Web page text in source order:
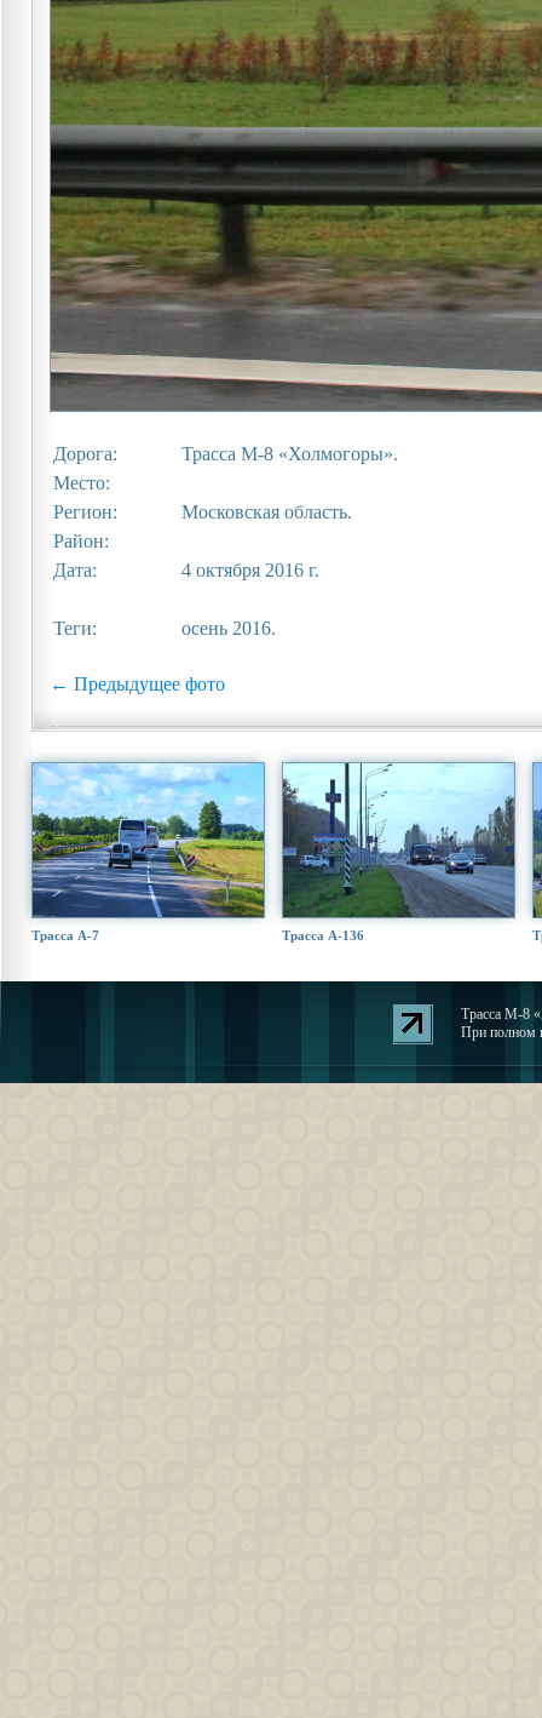
Дорога:
Трасса М-8 «Холмогоры».
Место:
Регион:
Московская область.
Район:
Дата:
4 октября 2016 г.
Теги: осень 2016.
← Предыдущее фото
Трасса А-7 Трасса А-136
Трасса М-8
При полном